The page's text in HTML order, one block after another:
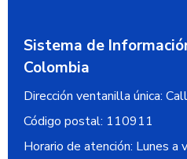
Sistema de
Colombia
Dirección ventanilla única:
Código postal: 110911
Horario de atención: Lunes